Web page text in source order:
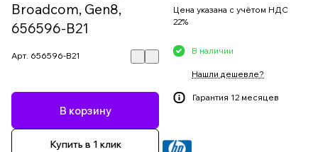
Broadcom, Gen8,
656596-B21
Арт. 656596-B21
В корзину
Купить в 1 клик
Цена указана с учётом НДС
22%
В наличии
Нашли дешевле?
Гарантия 12 месяцев